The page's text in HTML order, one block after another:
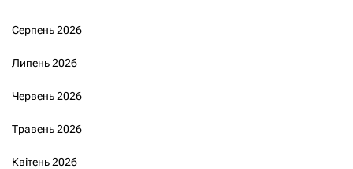
Серпень 2026
Липень 2026
Червень 2026
Травень 2026
Квітень 2026